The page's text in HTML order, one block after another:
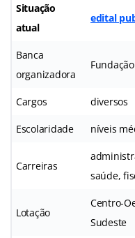
Situação
atual
edital
Banca
organizadora
Cargos diversos
Escolaridade níveis
Carreiras
saúde,
Lotação
Centro-
Sudeste